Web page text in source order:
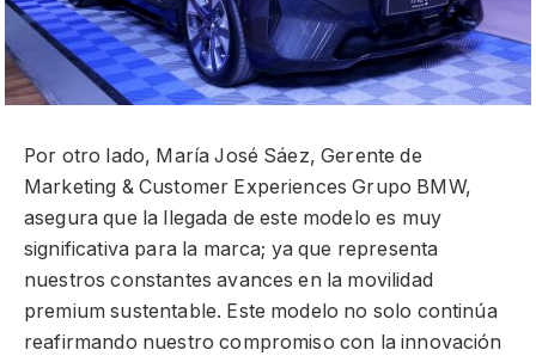
Por otro lado, María José Sáez, Gerente de
Marketing & Customer Experiences Grupo BMW,
asegura que la llegada de este modelo es muy
significativa para la marca; ya que representa
nuestros constantes avances en la movilidad
premium sustentable. Este modelo no solo continúa
reafirmando nuestro compromiso con la innovación